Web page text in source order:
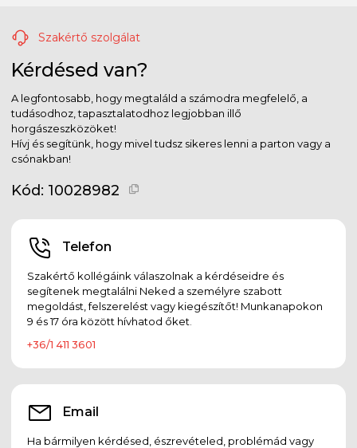
Szakértő szolgálat
Kérdésed van?
A legfontosabb, hogy megtaláld a számodra megfelelő, a
tudásodhoz, tapasztalatodhoz legjobban illő
horgászeszközöket!
Hívj és segítünk, hogy mivel tudsz sikeres lenni a parton vagy a
csónakban!
Kód: 10028982
Telefon
Szakértő kollégáink válaszolnak a kérdéseidre és
segítenek megtalálni Neked a személyre szabott
megoldást, felszerelést vagy kiegészítőt! Munkanapokon
9 és 17 óra között hívhatod őket.
+36/1 411 3601
Email
Ha bármilyen kérdésed, észrevételed, problémád vagy